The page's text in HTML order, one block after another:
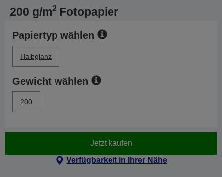
200 g/m2 Fotopapier
Papiertyp wählen
Halbglanz
Gewicht wählen
200
Jetzt kaufen
Verfügbarkeit in Ihrer Nähe